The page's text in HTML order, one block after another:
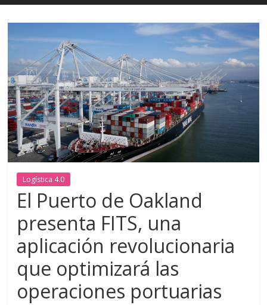
Logística 4.0
El Puerto de Oakland
presenta FITS, una
aplicación revolucionaria
que optimizará las
operaciones portuarias